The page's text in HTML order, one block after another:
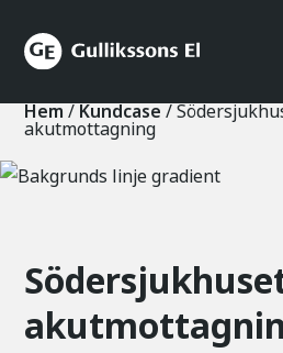
Hem/Kundcase/
akutmottagning